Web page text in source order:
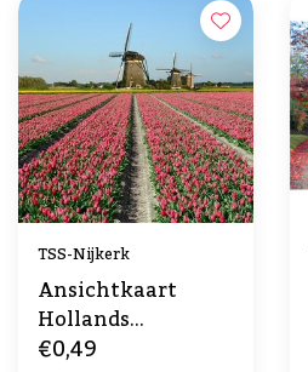
TSS-Nijkerk
Ansichtkaart
Hollands
Tulpenveld
€0,49